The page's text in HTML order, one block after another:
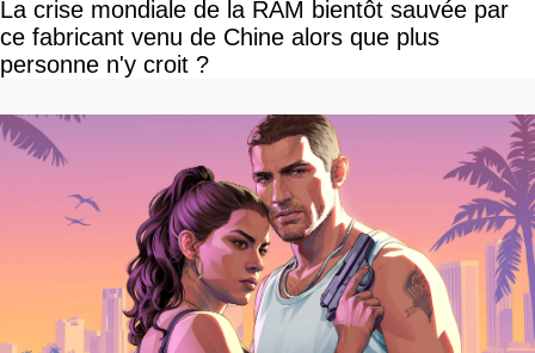
La crise mondiale de la RAM bientôt sauvée par
ce fabricant venu de Chine alors que plus
personne n'y croit ?